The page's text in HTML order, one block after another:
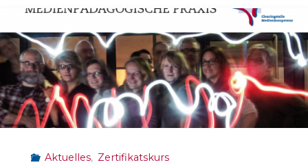
die
KI
mit
der
Medienpädagogik?"
Aktuelles, Zertifikatskurs